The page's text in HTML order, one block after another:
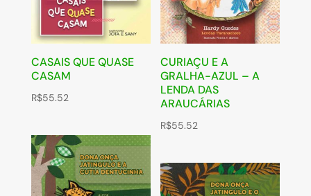
CASAIS QUE QUASE
CASAM
R$55.52
CURIAÇU E A
GRALHA-AZUL – A
LENDA DAS
ARAUCÁRIAS
R$55.52